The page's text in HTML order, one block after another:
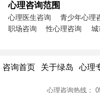
心理咨询范围
心理医生咨询 青少年心理
职场咨询
性心理咨询 城
咨询首页 关于绿岛 心理
心理咨询热线：